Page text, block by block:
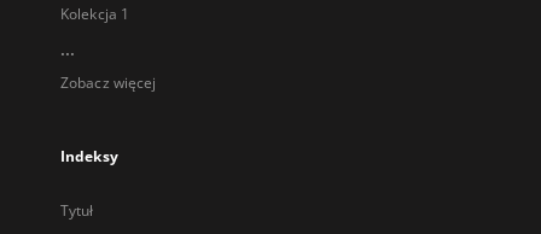
Kolekcja 1
...
Zobacz więcej
Indeksy
Tytuł